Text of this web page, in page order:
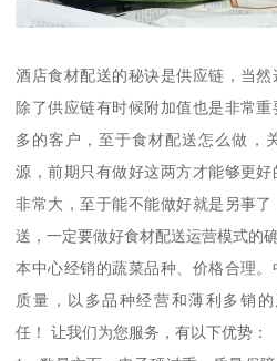
酒店食材配送的秘诀是供应链，当然
除了供应链有时候附加值也是非常
多的客户，至于食材配送怎么做，
源，前期只有做好这两方才能够更
非常大，至于能不能做好就是另事
送，一定要做好食材配送运营模式的确
本中心经销的蔬菜品种、价格合理
质量，以多品种经营和薄利多销
任！ 让我们为您服务，有以下优势：